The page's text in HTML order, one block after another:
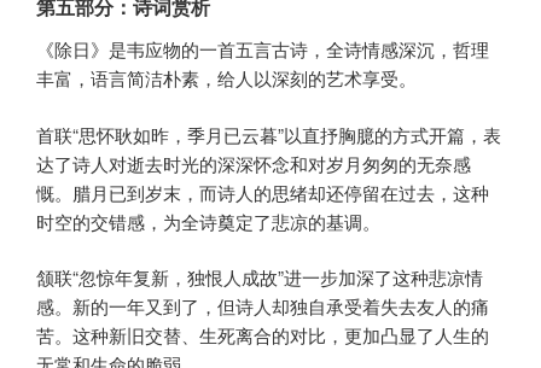
第五部分：诗词赏析
《除日》是韦应物的一首五言古诗，全诗情感深沉，哲理
丰富，语言简洁朴素，给人以深刻的艺术享受。
首联“思怀耿如昨，季月已云暮”以直抒胸臆的方式开篇，表
达了诗人对逝去时光的深深怀念和对岁月匆匆的无奈感
慨。腊月已到岁末，而诗人的思绪却还停留在过去，这种
时空的交错感，为全诗奠定了悲凉的基调。
颔联“忽惊年复新，独恨人成故”进一步加深了这种悲凉情
感。新的一年又到了，但诗人却独自承受着失去友人的痛
苦。这种新旧交替、生死离合的对比，更加凸显了人生的